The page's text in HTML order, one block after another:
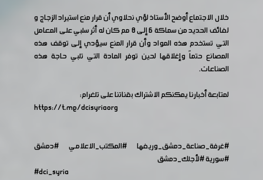
خلال الاجتماع أوضح الأستاذ لؤي نحلاوي أن قرار منع استيراد الزجاج و
لفائف الحديد من سماكة 6 إلى 8 مم كان له أثر سلبي على المعامل
التي تستخدم هذه المواد وأن قرار المنع سيؤدي إلى توقف هذه
المصانع حتماً وإغلاقها لحين توفر المادة التي تلبي حاجة هذه
الصناعات.
لمتابعة أخبارنا يمكنكم الاشتراك بقناتنا على تلغرام:
https://t.me/dcisyriaorg
#غرفة_صناعة_دمشق_وريفها #المكتب_الاعلامي
#دمشق
#سورية#لأجلك_دمشق
#dci_syria